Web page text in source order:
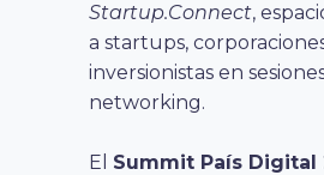
Startup.Connect,
a startups,
inversionistas en
networking.
El Summit País Digital